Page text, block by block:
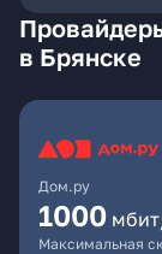
в Брянске
Дом.ру
1000
Максимальная